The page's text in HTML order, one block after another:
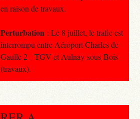
en raison de travaux.
Perturbation : Le 8 juillet, le trafic est
interrompu entre Aéroport Charles de
Gaulle 2 – TGV et Aulnay-sous-Bois
(travaux).